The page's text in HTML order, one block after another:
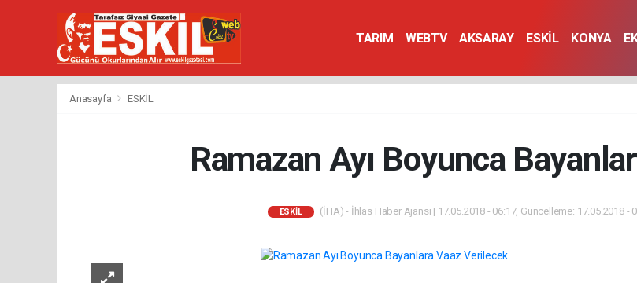
TARIM WEBTV AKSARAY ESKİL KONYA
Anasayfa ESKİL
Ramazan Ayı Boyunca
ESKİL (İHA) - İhlas Haber Ajansı | 17.05.2018 - 06:17, Güncelleme: 17.05.2018 -